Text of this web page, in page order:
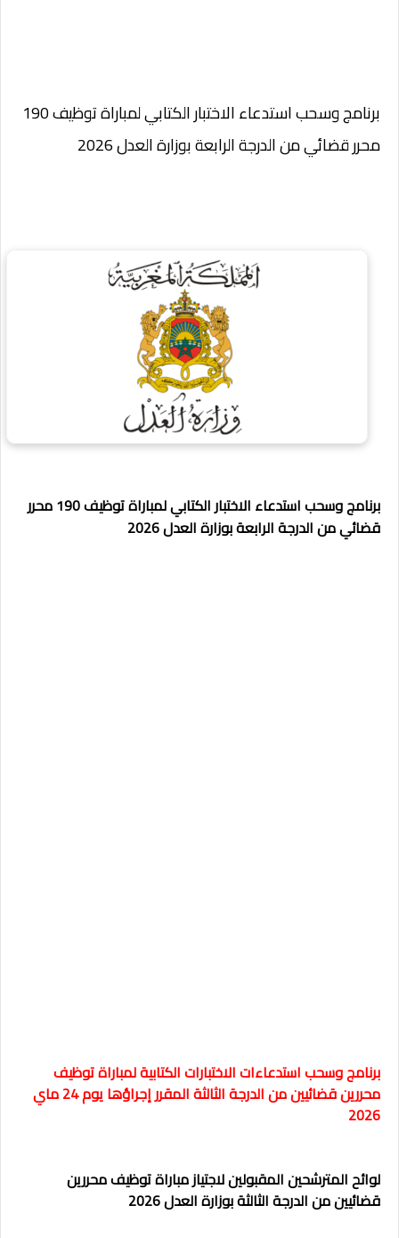
برنامج وسحب استدعاء الاختبار الكتابي لمباراة توظيف 190
محرر قضائي من الدرجة الرابعة بوزارة العدل 2026
برنامج وسحب استدعاء الاختبار الكتابي لمباراة توظيف 190 محرر
قضائي من الدرجة الرابعة بوزارة العدل 2026
برنامج وسحب استدعاءات الاختبارات الكتابية لمباراة توظيف
محررين قضائيين من الدرجة الثالثة المقرر إجراؤها يوم 24 ماي
2026
لوائح المترشحين المقبولين لاجتياز مباراة توظيف محررين
قضائيين من الدرجة الثالثة بوزارة العدل 2026